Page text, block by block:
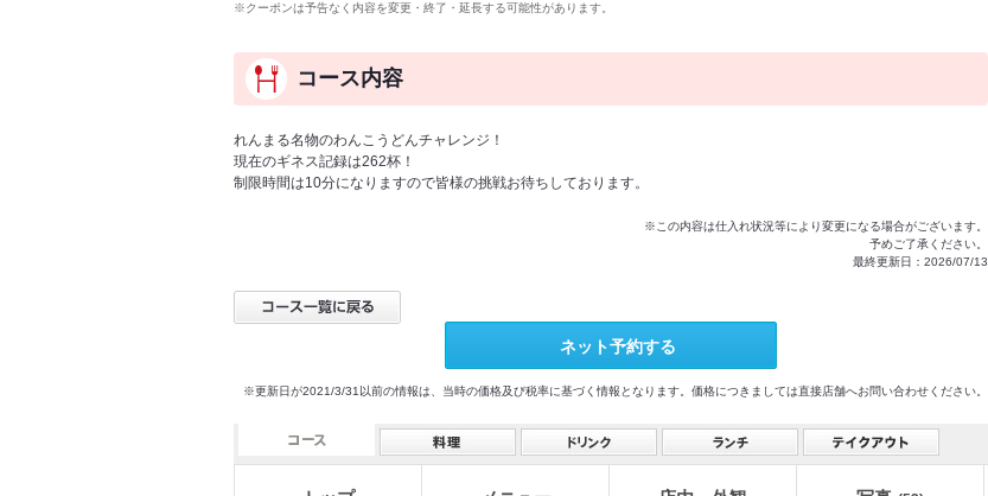
※クーポンは予告なく内容を変更・終了・延長する可能性があります。
コース内容
れんまる名物のわんこうどんチャレンジ！
現在のギネス記録は262杯！
制限時間は10分になりますので皆様の挑戦お待ちしております。
※この内容は仕入れ状況等により変更になる場合がございます。
予めご了承ください。
最終更新日：2026/07/13
ネット予約する
※更新日が2021/3/31以前の情報は、当時の価格及び税率に基づく情報となります。価格につきましては直接店舗へお問い合わせください。